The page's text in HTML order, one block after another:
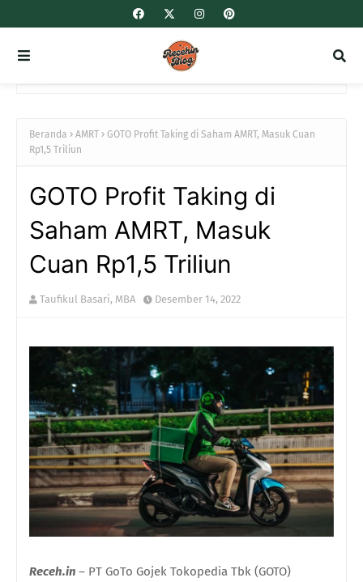
Beranda AMRT
GOTO Profit Taking di Saham AMRT, Masuk Cuan
Rp1,5 Triliun
GOTO Profit Taking di
Saham AMRT, Masuk
Cuan Rp1,5 Triliun
Taufikul Basari, MBA Desember 14, 2022
Receh.in – PT GoTo Gojek Tokopedia Tbk (GOTO)